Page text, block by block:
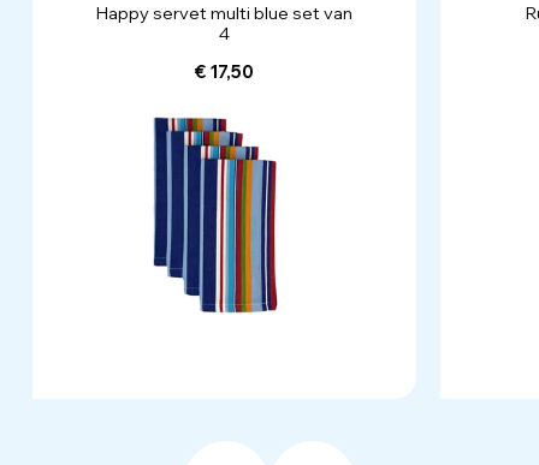
Happy servet multi blue set van
4
€ 17,50